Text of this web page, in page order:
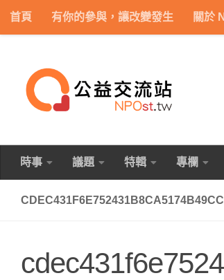
Skip to content
首頁 有你的參與，讓改變發生 關於
時事 議題 特輯 專欄